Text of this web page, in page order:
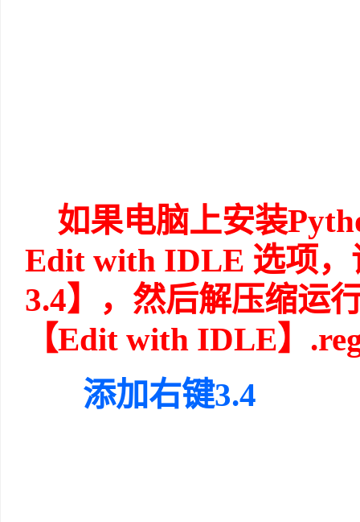
如果电脑上安装
Edit with IDLE 选项，
3.4】，然后解压缩运
【Edit with IDLE】
添加右键3.4